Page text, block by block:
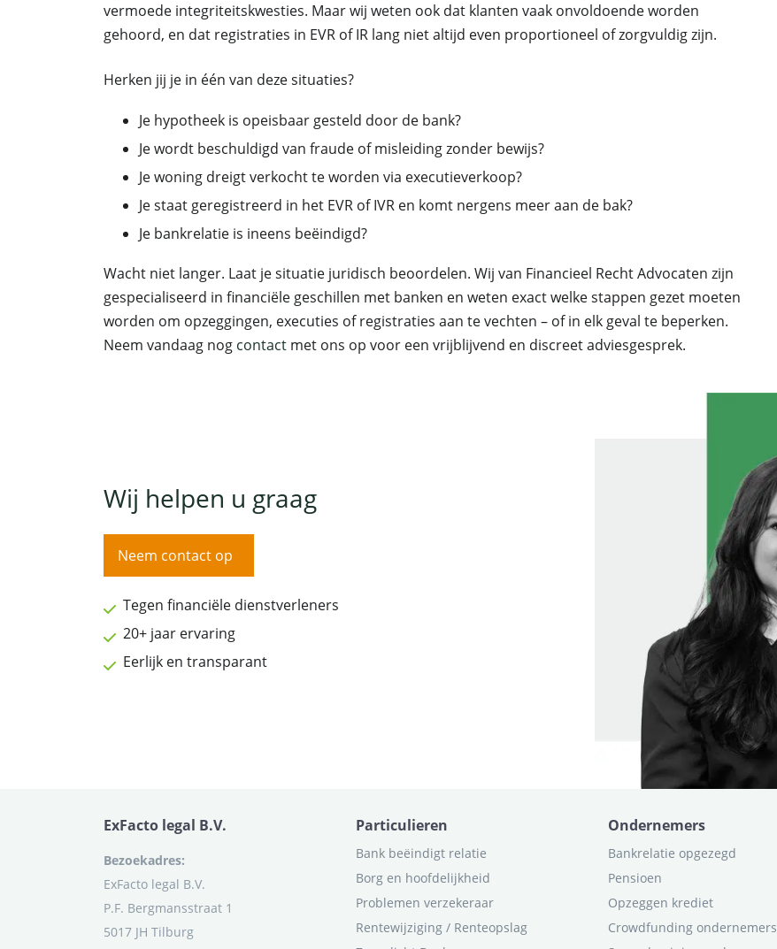
vermoede integriteitskwesties. Maar wij weten ook dat klanten vaak onvoldoende worden
gehoord, en dat registraties in EVR of IR lang niet altijd even proportioneel of zorgvuldig zijn.
Herken jij je in één van deze situaties?
Je hypotheek is opeisbaar gesteld door de bank?
Je wordt beschuldigd van fraude of misleiding zonder bewijs?
Je woning dreigt verkocht te worden via executieverkoop?
Je staat geregistreerd in het EVR of IVR en komt nergens meer aan de bak?
Je bankrelatie is ineens beëindigd?
Wacht niet langer. Laat je situatie juridisch beoordelen. Wij van Financieel Recht Advocaten zijn
gespecialiseerd in financiële geschillen met banken en weten exact welke stappen gezet moeten
worden om opzeggingen, executies of registraties aan te vechten – of in elk geval te beperken.
Neem vandaag nog contact met ons op voor een vrijblijvend en discreet adviesgesprek.
Wij helpen u graag
Neem contact op
Tegen financiële dienstverleners
20+ jaar ervaring
Eerlijk en transparant
ExFacto legal B.V.
Bezoekadres:
ExFacto legal B.V.
P.F. Bergmansstraat 1
5017 JH Tilburg
Particulieren
Bank beëindigt relatie
Borg en hoofdelijkheid
Problemen verzekeraar
Rentewijziging / Renteopslag
Ondernemers
Bankrelatie opgezegd
Pensioen
Opzeggen krediet
Crowdfunding ondernemers